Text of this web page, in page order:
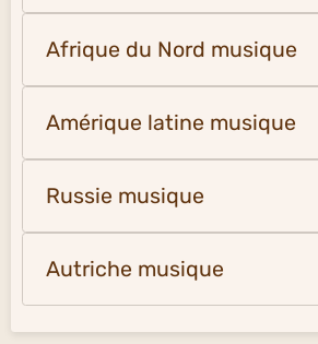
Afrique du Nord musique
Amérique latine musique
Russie musique
Autriche musique